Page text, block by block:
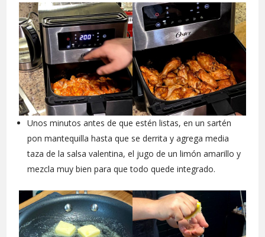
Unos minutos antes de que estén listas, en un sartén
pon mantequilla hasta que se derrita y agrega media
taza de la salsa valentina, el jugo de un limón amarillo y
mezcla muy bien para que todo quede integrado.